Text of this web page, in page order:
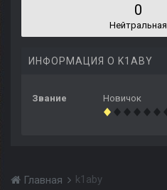
0
Нейтральная
ИНФОРМАЦИЯ О K1ABY
Звание Новичок
Главная k1aby